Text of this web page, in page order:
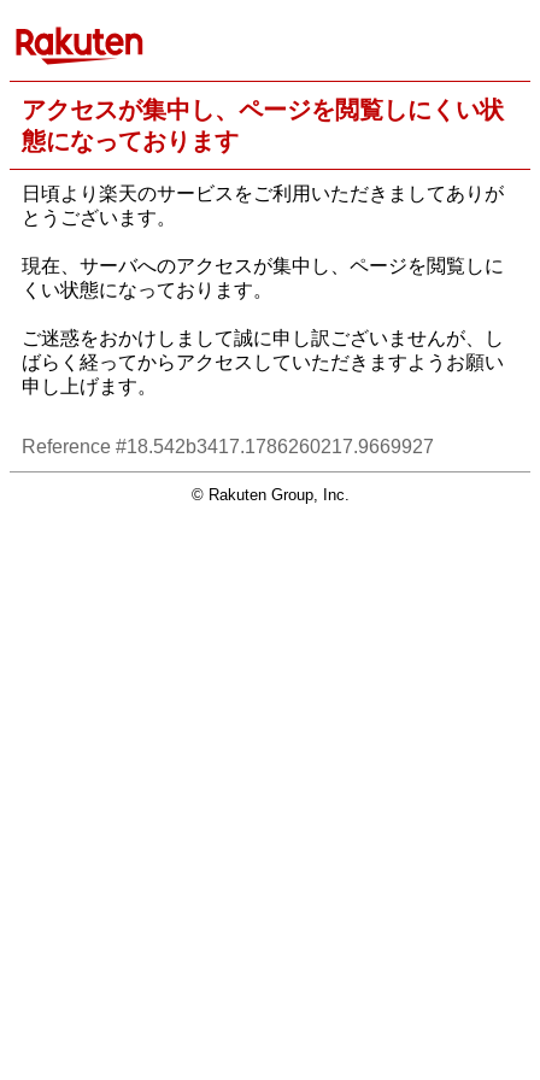
アクセスが集中し、ページを閲覧しにくい状
態になっております
日頃より楽天のサービスをご利用いただきましてありが
とうございます。
現在、サーバへのアクセスが集中し、ページを閲覧しに
くい状態になっております。
ご迷惑をおかけしまして誠に申し訳ございませんが、し
ばらく経ってからアクセスしていただきますようお願い
申し上げます。
Reference #18.542b3417.1786260217.9669927
© Rakuten Group, Inc.